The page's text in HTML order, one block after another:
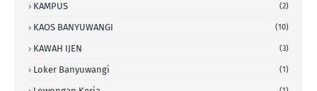
KAMPUS (2)
KAOS BANYUWANGI (10)
KAWAH IJEN (3)
Loker Banyuwangi (1)